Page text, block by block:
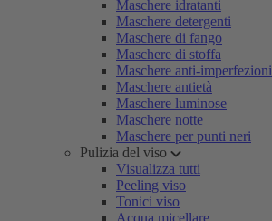
Maschere idratanti
Maschere detergenti
Maschere di fango
Maschere di stoffa
Maschere anti-imperfezioni
Maschere antietà
Maschere luminose
Maschere notte
Maschere per punti neri
Pulizia del viso
Visualizza tutti
Peeling viso
Tonici viso
Acqua micellare